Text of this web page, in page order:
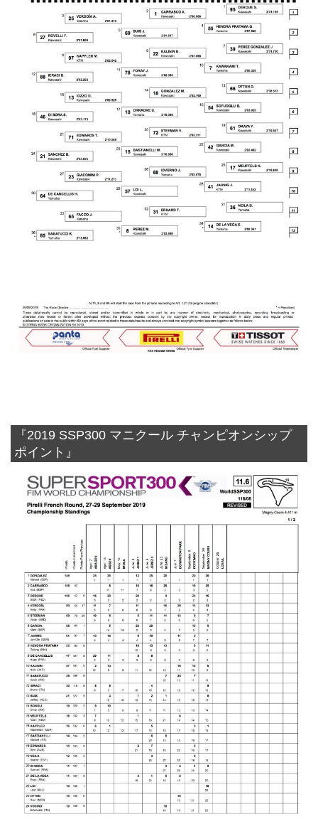
『2019 SSP300 マニクール チャンピオンシップ
ポイント』